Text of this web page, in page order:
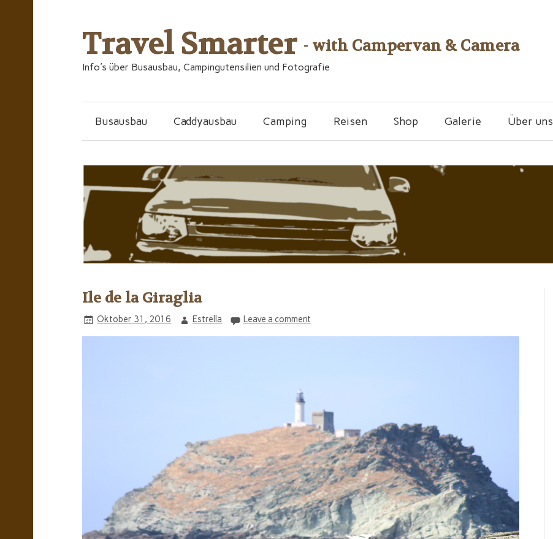
Travel Smarter - with Campervan & Camera
Info's über Busausbau, Campingutensilien und Fotografie
Busausbau Caddyausbau Camping Reisen Shop Galerie Über uns
Ile de la Giraglia
Oktober 31, 2016 Estrella Leave a comment